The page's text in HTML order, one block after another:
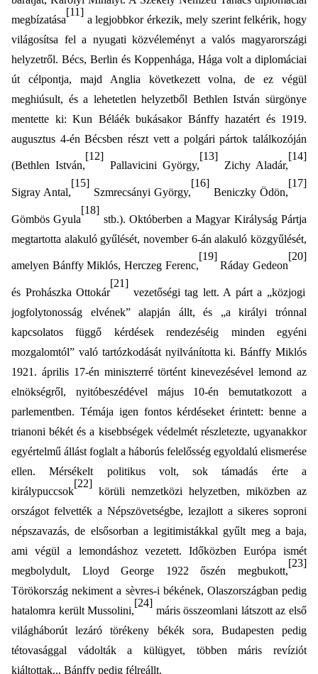
megbízatása
[11]
a legjobbkor érkezik, mely szerint felkérik, hogy
világosítsa fel a nyugati közvéleményt a valós magyarországi
helyzetről. Bécs, Berlin és Koppenhága, Hága volt a diplomáciai
út célpontja, majd Anglia következett volna, de ez végül
meghiúsult, és a lehetetlen helyzetből Bethlen István sürgönye
mentette ki: Kun Béláék bukásakor Bánffy hazatért és 1919.
augusztus 4-én Bécsben részt vett a polgári pártok találkozóján
(Bethlen István,
[12]
Pallavicini György,
[13]
Zichy Aladár,
[14]
Sigray Antal,
[15]
Szmrecsányi György,
[16]
BeniczkyÖdön,
[17]
Gömbös Gyula
[18]
stb.). Októberben a Magyar Királyság Pártja
megtartotta alakuló gyűlését, november 6-án alakuló közgyűlését,
amelyen Bánffy Miklós, Herczeg Ferenc,
[19]
Ráday Gedeon
[20]
és Prohászka Ottokár
[21]
vezetőségi tag lett. A párt a „közjogi
jogfolytonosság elvének” alapján állt, és „a királyi trónnal
kapcsolatos függő kérdések rendezéséig minden egyéni
mozgalomtól” való tartózkodását nyilvánította ki. Bánffy Miklós
1921. április 17-én miniszterré történt kinevezésével lemond az
elnökségről, nyitóbeszédével május 10-én bemutatkozott a
parlementben. Témája igen fontos kérdéseket érintett: benne a
trianoni békét és a kisebbségek védelmét részletezte, ugyanakkor
egyértelmű állást foglalt a háborús felelősség egyoldalú elismerése
ellen. Mérsékelt politikus volt, sok támadás érte a
királypuccsok
[22]
körüli nemzetközi helyzetben, miközben az
országot felvették a Népszövetségbe, lezajlott a sikeres soproni
népszavazás, de elsősorban a legitimistákkal gyűlt meg a baja,
ami végül a lemondáshoz vezetett. Időközben Európa ismét
megbolydult, Lloyd George 1922 őszén megbukott,
[23]
Törökország nekiment a sèvres-i békének, Olaszországban pedig
hatalomra került Mussolini,
[24]
máris összeomlani látszott az első
világháborút lezáró törékeny békék sora, Budapesten pedig
tétovasággal vádolták a külügyet, többen máris revíziót
kiáltottak... Bánffy pedig félreállt.